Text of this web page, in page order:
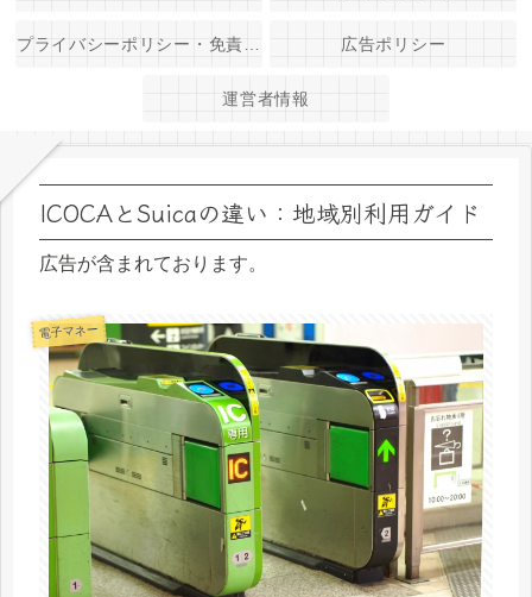
広告ポリシー
運営者情報
ICOCAとSuicaの違い：地域別利用ガイド
広告が含まれております。
電子マネー